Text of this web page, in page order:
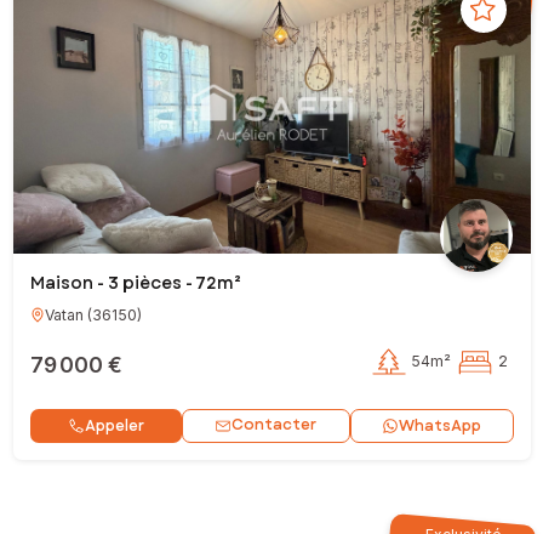
Maison - 3 pièces - 72m²
Vatan (36150)
79 000 € 54m² 2
Appeler Contacter WhatsApp